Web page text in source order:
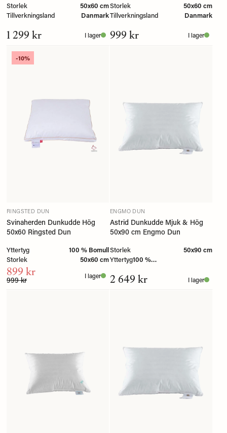
Storlek
50x60 cm
Tillverkningsland
Danmark
1 299 kr I lager
Storlek
50x60 cm
Tillverkningsland
Danmark
999 kr I lager
RINGSTED DUN
Svinaherden Dunkudde Hög
50x60 Ringsted Dun
Yttertyg
100 % Bomull
Storlek
50x60 cm
999 kr
899 kr I lager
-10%
ENGMO DUN
Astrid Dunkudde Mjuk & Hög
50x90 cm Engmo Dun
Storlek
50x90 cm
Yttertyg100 %
2 649 kr I lager